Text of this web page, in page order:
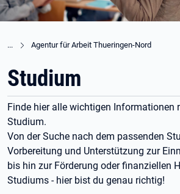
Agentur für Arbeit Thueringen-Nord
Studium
Finde hier alle wichtigen Informationen
Studium.
Von der Suche nach dem passenden
Vorbereitung und Unterstützung zur
bis hin zur Förderung oder finanziellen
Studiums - hier bist du genau richtig!